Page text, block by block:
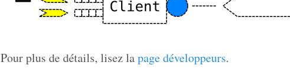
Pour plus de détails, lisez lapage développeurs.